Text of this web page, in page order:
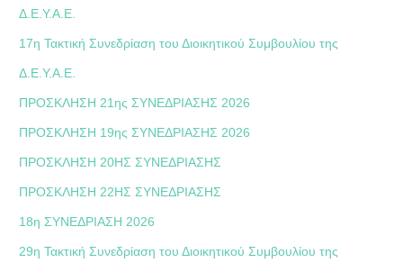
Δ.Ε.Υ.Α.Ε.
17η Τακτική Συνεδρίαση του Διοικητικού Συμβουλίου της
Δ.Ε.Υ.Α.Ε.
ΠΡΟΣΚΛΗΣΗ 21ης ΣΥΝΕΔΡΙΑΣΗΣ 2026
ΠΡΟΣΚΛΗΣΗ 19ης ΣΥΝΕΔΡΙΑΣΗΣ 2026
ΠΡΟΣΚΛΗΣΗ 20ΗΣ ΣΥΝΕΔΡΙΑΣΗΣ
ΠΡΟΣΚΛΗΣΗ 22ΗΣ ΣΥΝΕΔΡΙΑΣΗΣ
18η ΣΥΝΕΔΡΙΑΣΗ 2026
29η Τακτική Συνεδρίαση του Διοικητικού Συμβουλίου της